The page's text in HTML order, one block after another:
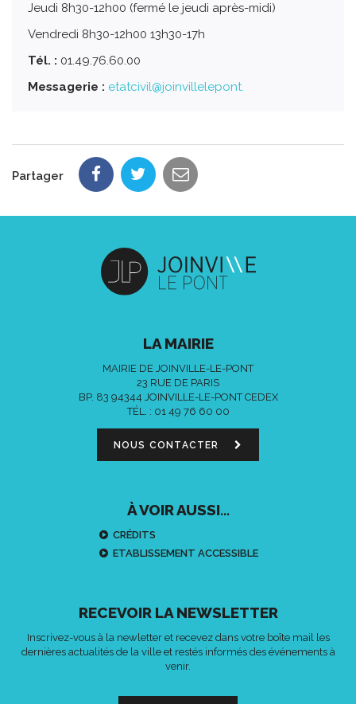
Jeudi 8h30-12h00 (fermé le jeudi après-midi)
Vendredi 8h30-12h00 13h30-17h
Tél. : 01.49.76.60.00
Messagerie : etatcivil@joinvillelepont.
Partager
LA MAIRIE
MAIRIE DE JOINVILLE-LE-PONT
23 RUE DE PARIS
BP. 83 94344 JOINVILLE-LE-PONT CEDEX
TÉL. : 01 49 76 60 00
NOUS CONTACTER
À VOIR AUSSI...
CRÉDITS
ETABLISSEMENT ACCESSIBLE
RECEVOIR LA NEWSLETTER
Inscrivez-vous à la newletter et recevez dans votre boîte mail les
dernières actualités de la ville et restés informés des événements à
venir.